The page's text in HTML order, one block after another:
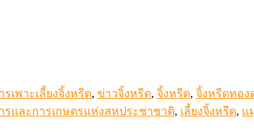
รเพาะเลี้ยงจิ้งหรีด, ข่าวจิ้งหรีด, จิ้งหรีด, จิ้งหรีดทอง
รและการเกษตรแห่งสหประชาชาติ, เลี้ยงจิ้งหรีด, แ